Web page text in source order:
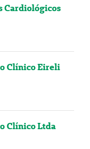
Cardiológicos
Clínico Eireli
Clínico Ltda